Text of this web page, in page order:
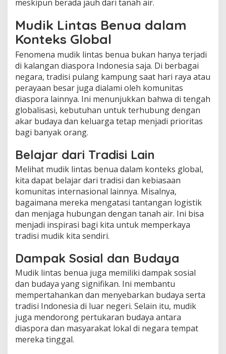
meskipun berada jauh dari tanah air.
Mudik Lintas Benua dalam
Konteks Global
Fenomena mudik lintas benua bukan hanya terjadi
di kalangan diaspora Indonesia saja. Di berbagai
negara, tradisi pulang kampung saat hari raya atau
perayaan besar juga dialami oleh komunitas
diaspora lainnya. Ini menunjukkan bahwa di tengah
globalisasi, kebutuhan untuk terhubung dengan
akar budaya dan keluarga tetap menjadi prioritas
bagi banyak orang.
Belajar dari Tradisi Lain
Melihat mudik lintas benua dalam konteks global,
kita dapat belajar dari tradisi dan kebiasaan
komunitas internasional lainnya. Misalnya,
bagaimana mereka mengatasi tantangan logistik
dan menjaga hubungan dengan tanah air. Ini bisa
menjadi inspirasi bagi kita untuk memperkaya
tradisi mudik kita sendiri.
Dampak Sosial dan Budaya
Mudik lintas benua juga memiliki dampak sosial
dan budaya yang signifikan. Ini membantu
mempertahankan dan menyebarkan budaya serta
tradisi Indonesia di luar negeri. Selain itu, mudik
juga mendorong pertukaran budaya antara
diaspora dan masyarakat lokal di negara tempat
mereka tinggal.